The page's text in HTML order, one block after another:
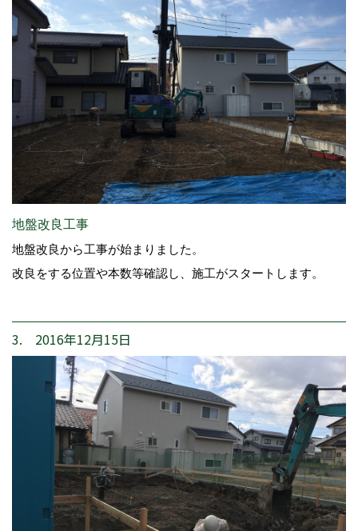
地盤改良工事
地盤改良から工事が始まりました。
改良をする位置や本数等確認し、施工がスタートします。
3. 2016年12月15日